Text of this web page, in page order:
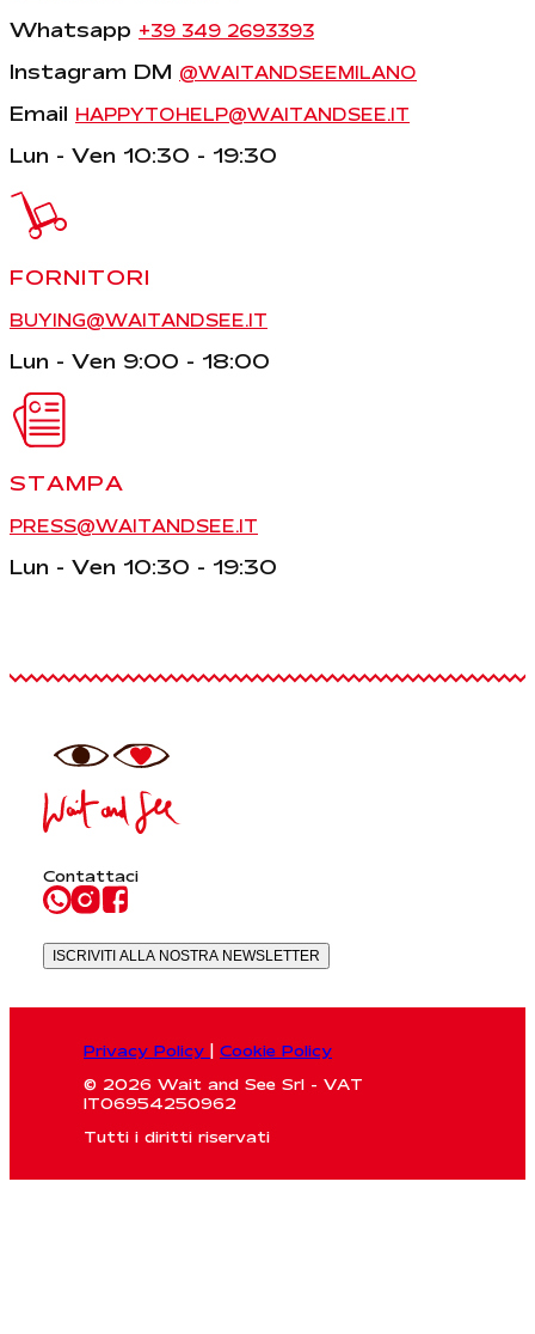
Whatsapp +39 349 2693393
Instagram DM @WAITANDSEEMILANO
Email HAPPYTOHELP@WAITANDSEE.IT
Lun - Ven 10:30 - 19:30
FORNITORI
BUYING@WAITANDSEE.IT
Lun - Ven 9:00 - 18:00
STAMPA
PRESS@WAITANDSEE.IT
Lun - Ven 10:30 - 19:30
Contattaci
ISCRIVITI ALLA NOSTRA NEWSLETTER
Privacy Policy
Cookie Policy
© 2026 Wait and See Srl - VAT
IT06954250962
Tutti i diritti riservati